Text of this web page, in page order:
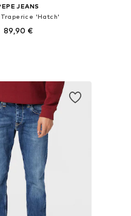
JEANS
'Hatch'
89,90 €